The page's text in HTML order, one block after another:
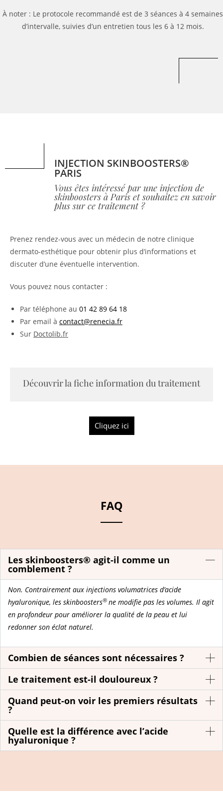
À noter : Le protocole recommandé est de 3 séances à 4 semaines
d’intervalle, suivies d’un entretien tous les 6 à 12 mois.
INJECTION SKINBOOSTERS®
PARIS
Vous êtes intéressé par une injection de
skinboosters à Paris et souhaitez en savoir
plus sur ce traitement ?
Prenez rendez-vous avec un médecin de notre clinique
dermato-esthétique pour obtenir plus d’informations et
discuter d’une éventuelle intervention.
Vous pouvez nous contacter :
Par téléphone au 01 42 89 64 18
Par email à contact@renecia.fr
Sur Doctolib.fr
Découvrir la fiche information du traitement
Cliquez ici
FAQ
Les skinboosters® agit-il comme un
comblement ?
Non. Contrairement aux injections volumatrices d’acide
hyaluronique, les skinboosters® ne modifie pas les volumes. Il agit
en profondeur pour améliorer la qualité de la peau et lui
redonner son éclat naturel.
Combien de séances sont nécessaires ?
Le traitement est-il douloureux ?
Quand peut-on voir les premiers résultats
?
Quelle est la différence avec l’acide
hyaluronique ?